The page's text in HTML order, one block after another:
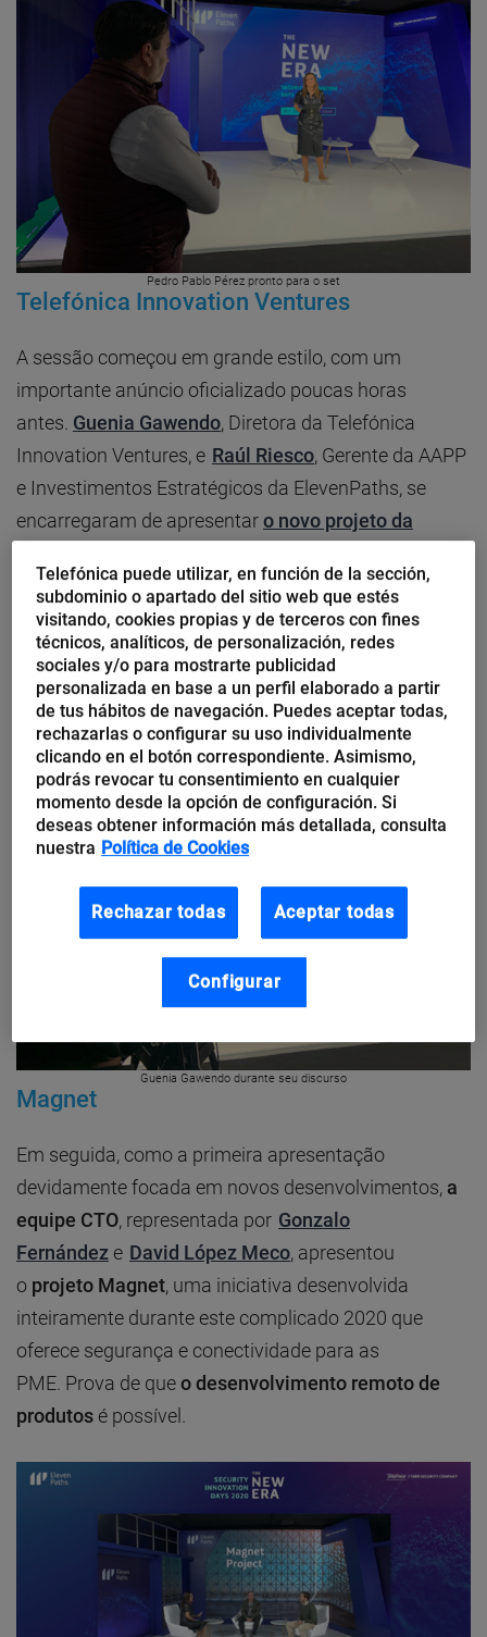
Pedro Pablo Pérez pronto para o set
Telefónica Innovation Ventures
A sessão começou em grande estilo, com um
importante anúncio oficializado poucas horas
antes. Guenia Gawendo, Diretora da Telefónica
Innovation Ventures, e Raúl Riesco, Gerente da AAPP
e Investimentos Estratégicos da ElevenPaths, se
encarregaram de apresentaro novo projeto da
investimento da Telefónica promovido pela
ElevenPathsque visa detectar novas oportunidades
relacionadas àinovação disruptiva em
cibersegurança .
Guenia Gawendo durante seu discurso
Magnet
Em seguida, como a primeira apresentação
devidamente focada em novos desenvolvimentos, a
equipe CTO, representada por Gonzalo
Fernández e David López Meco, apresentou
o projeto Magnet, uma iniciativa desenvolvida
inteiramente durante este complicado 2020 que
oferece segurança e conectividade para as
PME. Prova de queo desenvolvimento remoto de
produtos é possível.
Telefónica puede utilizar, en función de la sección,
subdominio o apartado del sitio web que estés
visitando, cookies propias y de terceros con fines
técnicos, analíticos, de personalización, redes
sociales y/o para mostrarte publicidad
personalizada en base a un perfil elaborado a partir
de tus hábitos de navegación. Puedes aceptar todas,
rechazarlas o configurar su uso individualmente
clicando en el botón correspondiente. Asimismo,
podrás revocar tu consentimiento en cualquier
momento desde la opción de configuración. Si
deseas obtener información más detallada, consulta
nuestra Política de Cookies
Rechazar todas Aceptar todas
Configurar